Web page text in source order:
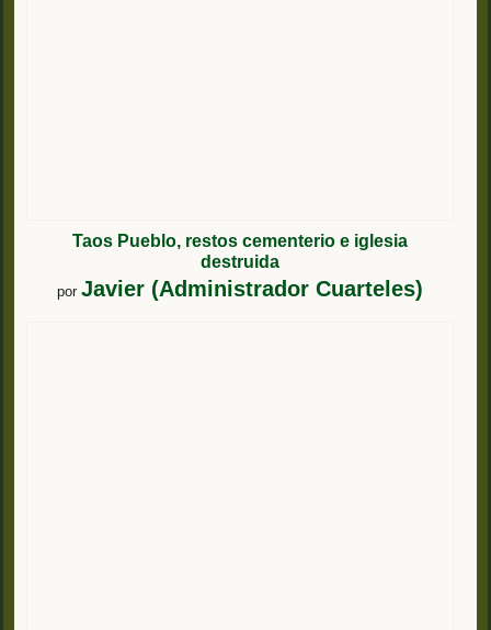
Taos Pueblo, restos cementerio e iglesia
destruida
por Javier (Administrador Cuarteles)